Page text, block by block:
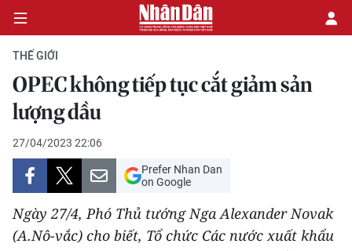
CHÍNH TRỊ
KINH TẾ
VĂN HÓA
XÃ HỘI
THẾ GIỚI
OPEC không tiếp tục cắt giảm sản
lượng dầu
27/04/2023 22:06
Prefer Nhan Dan
on Google
Ngày 27/4, Phó Thủ tướng Nga Alexander Novak
(A.Nô-vắc) cho biết, Tổ chức Các nước xuất khẩu